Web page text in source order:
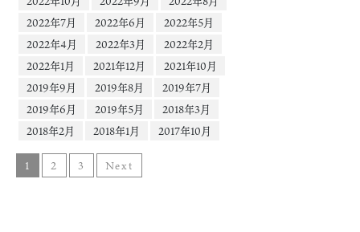
2022年7月
2022年6月
2022年5月
2022年4月
2022年3月
2022年2月
2022年1月
2021年12月
2021年10月
2019年9月
2019年8月
2019年7月
2019年6月
2019年5月
2018年3月
2018年2月
2018年1月 2017年10月
1 2 3 Next